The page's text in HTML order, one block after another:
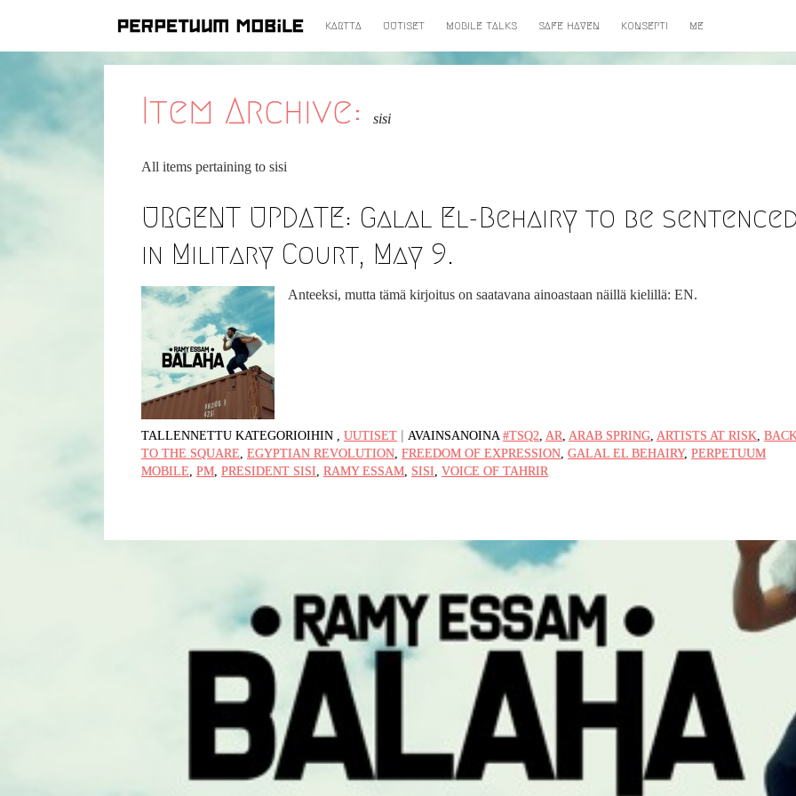
SIIRRYKARTTA UUTISET MOBILE TALKS SAFE HAVEN KONSEPTI ME
Item Archive: sisi
All items pertaining to sisi
URGENT UPDATE: Galal El-Behairy to be
in Military Court, May 9.
Anteeksi, mutta tämä kirjoitus on saatavana ainoastaan näillä kielillä: EN.
TALLENNETTU KATEGORIOIHIN , UUTISET | AVAINSANOINA #TSQ2, AR, ARAB SPRING, ARTISTS AT RISK,
TO THE SQUARE, EGYPTIAN REVOLUTION, FREEDOM OF EXPRESSION, GALAL EL BEHAIRY, PERPETUUM
MOBILE, PM, PRESIDENT SISI, RAMY ESSAM, SISI, VOICE OF TAHRIR